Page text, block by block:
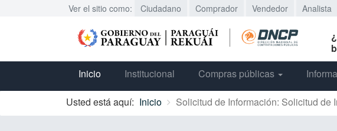
Ver el sitio como: Ciudadano Comprador Vendedor Analista
Inicio Institucional Compras públicas
Usted está aquí: Inicio Solicitud de Información: Solicitud de